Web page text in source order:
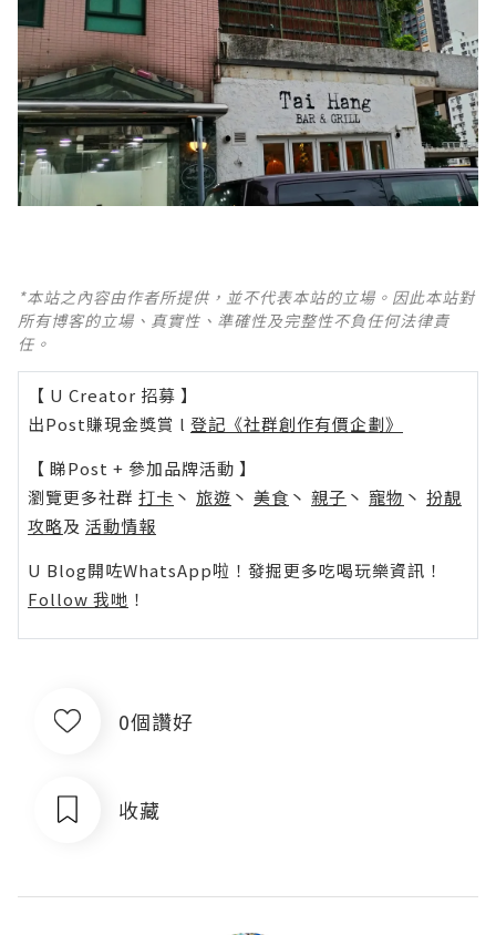
*本站之內容由作者所提供，並不代表本站的立場。因此本站對
所有博客的立場、真實性、準確性及完整性不負任何法律責
任。
【 U Creator 招募 】
出Post賺現金獎賞 l 登記《社群創作有價企劃》
【 睇Post + 參加品牌活動 】
瀏覽更多社群 打卡 丶 旅遊 丶 美食 丶 親子 丶 寵物 丶 扮靚
攻略及 活動情報
U Blog開咗WhatsApp啦！發掘更多吃喝玩樂資訊！
Follow 我哋 ！
0個讚好
收藏